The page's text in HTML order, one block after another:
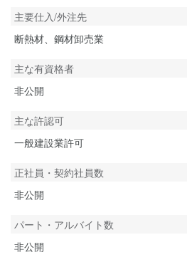
主要仕入/外注先
断熱材、鋼材卸売業
主な有資格者
非公開
主な許認可
一般建設業許可
正社員・契約社員数
非公開
パート・アルバイト数
非公開